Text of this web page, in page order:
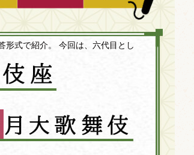
形式で紹介。 今回は、六代目とし